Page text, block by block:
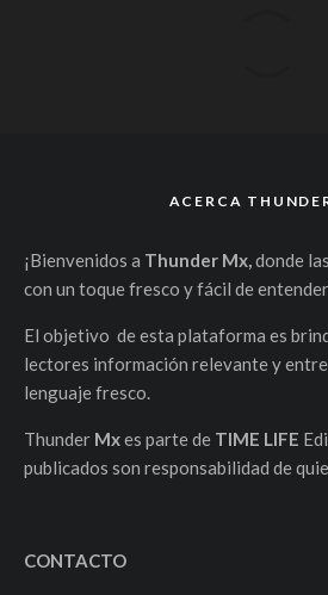
ACERCA
¡Bienvenidos a Thunder Mx,donde
con un toque fresco y fácil de
El objetivo de esta plataforma es
lectores información relevante y
lenguaje fresco.
Thunder Mxes parte de TIME LIFE
publicados son responsabilidad de
CONTACTO